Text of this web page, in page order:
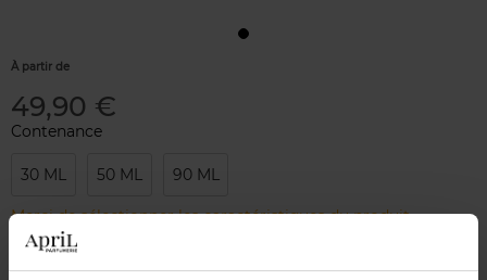
À partir de
49,90 €
Contenance
30 ML 50 ML 90 ML
Merci de sélectionner les caractéristiques du produit.